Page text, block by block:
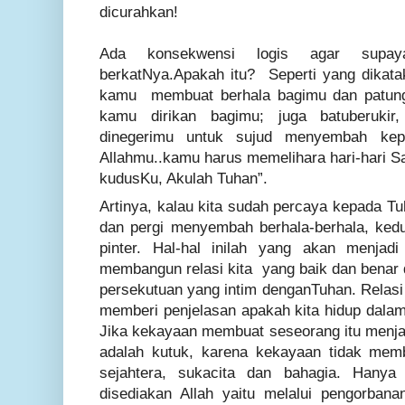
dicurahkan!
Ada konsekwensi logis agar
berkatNya.Apakah itu? Seperti yang
kamu membuat berhala bagimu dan
kamu dirikan bagimu; juga
dinegerimu untuk sujud menyembah
Allahmu..kamu harus memelihara hari-hari
kudusKu, Akulah Tuhan”.
Artinya, kalau kita sudah percaya kepada
dan pergi menyembah berhala-berhala,
pinter. Hal-hal inilah yang akan
membangun relasi kita yang baik dan benar
persekutuan yang intim denganTuhan.
memberi penjelasan apakah kita hidup
Jika kekayaan membuat seseorang itu
adalah kutuk, karena kekayaan tidak
sejahtera, sukacita dan bahagia.
disediakan Allah yaitu melalui